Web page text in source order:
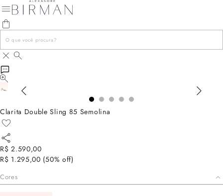
Clarita Double Sling 85 Semolina
R$ 2.590,00
R$ 1.295,00 (50% off)
Cores